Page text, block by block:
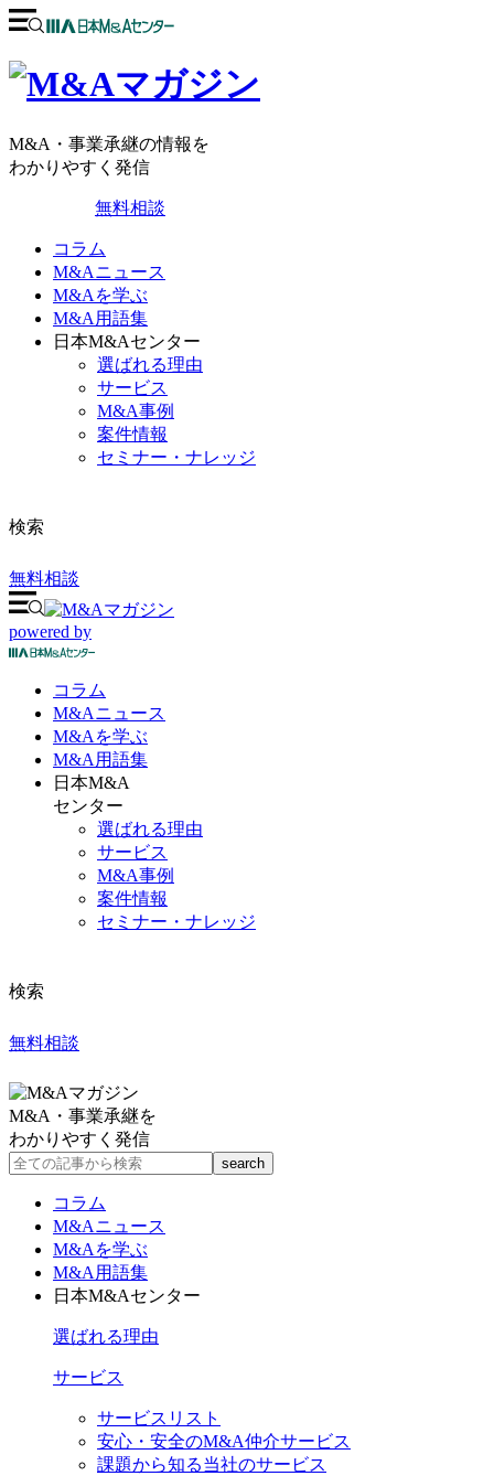
M&A・事業承継の情報を
わかりやすく発信
無料相談
コラム
M&Aニュース
M&Aを学ぶ
M&A用語集
日本M&Aセンター
選ばれる理由
サービス
M&A事例
案件情報
セミナー・ナレッジ
検索
無料相談
powered by
コラム
M&Aニュース
M&Aを学ぶ
M&A 用語集
日本M&A
センター
選ばれる理由
サービス
M&A事例
案件情報
セミナー・ナレッジ
検索
無料相談
M&A・事業承継を
わかりやすく発信
コラム
M&Aニュース
M&Aを学ぶ
M&A用語集
日本M&Aセンター
選ばれる理由
サービス
サービスリスト
安心・安全のM&A仲介サービス
課題から知る当社のサービス